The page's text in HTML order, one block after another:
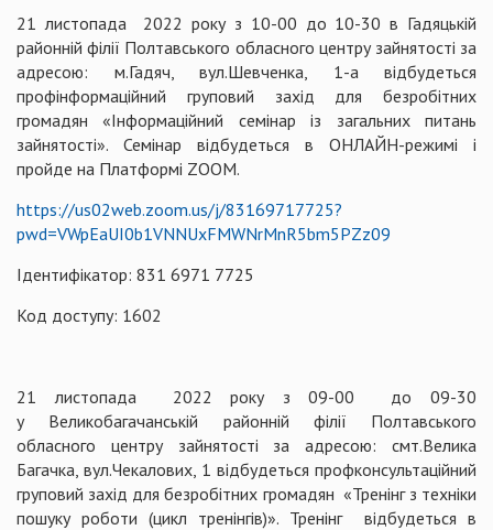
21 листопада 2022 року з 10-00 до 10-30 в Гадяцькій
районній філії Полтавського обласного центру зайнятості за
адресою: м.Гадяч, вул.Шевченка, 1-а відбудеться
профінформаційний груповий захід для безробітних
громадян «Інформаційний семінар із загальних питань
зайнятості». Семінар відбудеться в ОНЛАЙН-режимі і
пройде на Платформі ZOOM.
https://us02web.zoom.us/j/83169717725?
pwd=VWpEaUI0b1VNNUxFMWNrMnR5bm5PZz09
Ідентифікатор: 831 6971 7725
Код доступу: 1602
21 листопада 2022 року з 09-00 до 09-30
у Великобагачанській районній філії Полтавського
обласного центру зайнятості за адресою: смт.Велика
Багачка, вул.Чекалових, 1 відбудеться профконсультаційний
груповий захід для безробітних громадян «Тренінг з техніки
пошуку роботи (цикл тренінгів)». Тренінг відбудеться в